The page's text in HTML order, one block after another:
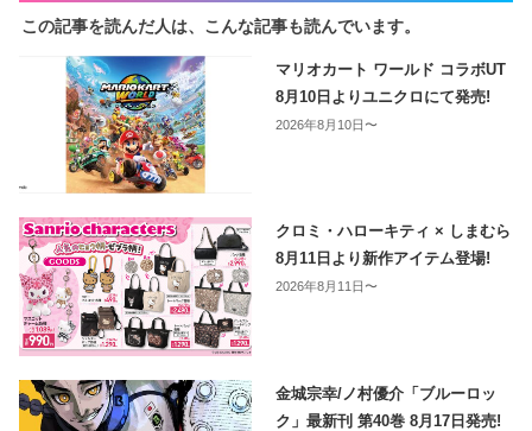
この記事を読んだ人は、こんな記事も読んでいます。
マリオカート ワールド コラボUT
8月10日よりユニクロにて発売!
2026年8月10日〜
クロミ・ハローキティ × しまむら
8月11日より新作アイテム登場!
2026年8月11日〜
金城宗幸/ノ村優介「ブルーロッ
ク」最新刊 第40巻 8月17日発売!